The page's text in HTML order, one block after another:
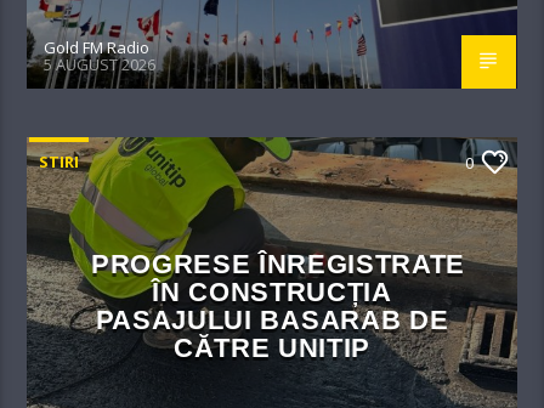
Gold FM Radio
5 AUGUST 2026
STIRI 0
PROGRESE ÎNREGISTRATE
ÎN CONSTRUCȚIA
PASAJULUI BASARAB DE
CĂTRE UNITIP